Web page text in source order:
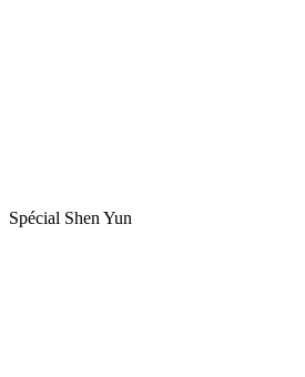
Spécial Shen Yun